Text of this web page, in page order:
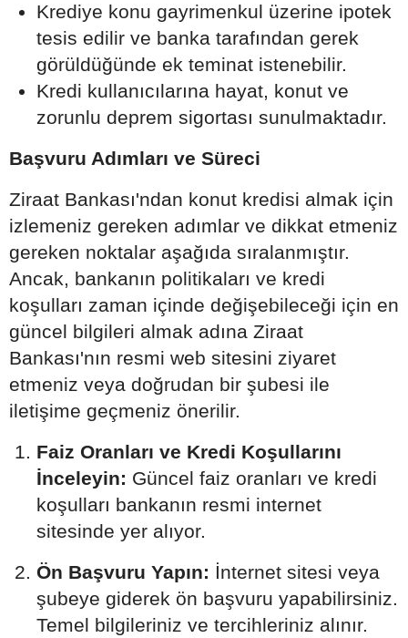
Krediye konu gayrimenkul üzerine ipotek
tesis edilir ve banka tarafından gerek
görüldüğünde ek teminat istenebilir.
Kredi kullanıcılarına hayat, konut ve
zorunlu deprem sigortası sunulmaktadır.
Başvuru Adımları ve Süreci
Ziraat Bankası'ndan konut kredisi almak için
izlemeniz gereken adımlar ve dikkat etmeniz
gereken noktalar aşağıda sıralanmıştır.
Ancak, bankanın politikaları ve kredi
koşulları zaman içinde değişebileceği için en
güncel bilgileri almak adına Ziraat
Bankası'nın resmi web sitesini ziyaret
etmeniz veya doğrudan bir şubesi ile
iletişime geçmeniz önerilir.
Faiz Oranları ve Kredi Koşullarını
İnceleyin: Güncel faiz oranları ve kredi
koşulları bankanın resmi internet
sitesinde yer alıyor.
Ön Başvuru Yapın: İnternet sitesi veya
şubeye giderek ön başvuru yapabilirsiniz.
Temel bilgileriniz ve tercihleriniz alınır.